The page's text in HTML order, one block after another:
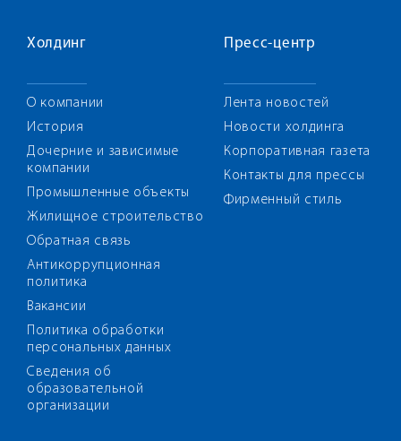
Холдинг
О компании
История
Дочерние и зависимые
компании
Промышленные объекты
Жилищное строительство
Обратная связь
Антикоррупционная
политика
Вакансии
Политика обработки
персональных данных
Сведения об
образовательной
организации
Пресс-центр
Лента новостей
Новости холдинга
Корпоративная газета
Контакты для прессы
Фирменный стиль